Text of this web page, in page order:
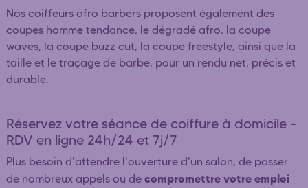
Nos coiffeurs afro barbers proposent également des
coupes homme tendance, le dégradé afro, la coupe
waves, la coupe buzz cut, la coupe freestyle, ainsi que la
taille et le traçage de barbe, pour un rendu net, précis et
durable.
Réservez votre séance de coiffure à domicile -
RDV en ligne 24h/24 et 7j/7
Plus besoin d'attendre l'ouverture d'un salon, de passer
de nombreux appels ou de compromettre votre emploi